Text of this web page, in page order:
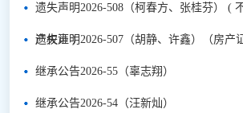
遗失声明2026-508（柯春方、张桂芬） (
产权证 )
遗失声明2026-507（胡静、许鑫）（房产
继承公告2026-55（辜志翔）
继承公告2026-54（汪新灿）